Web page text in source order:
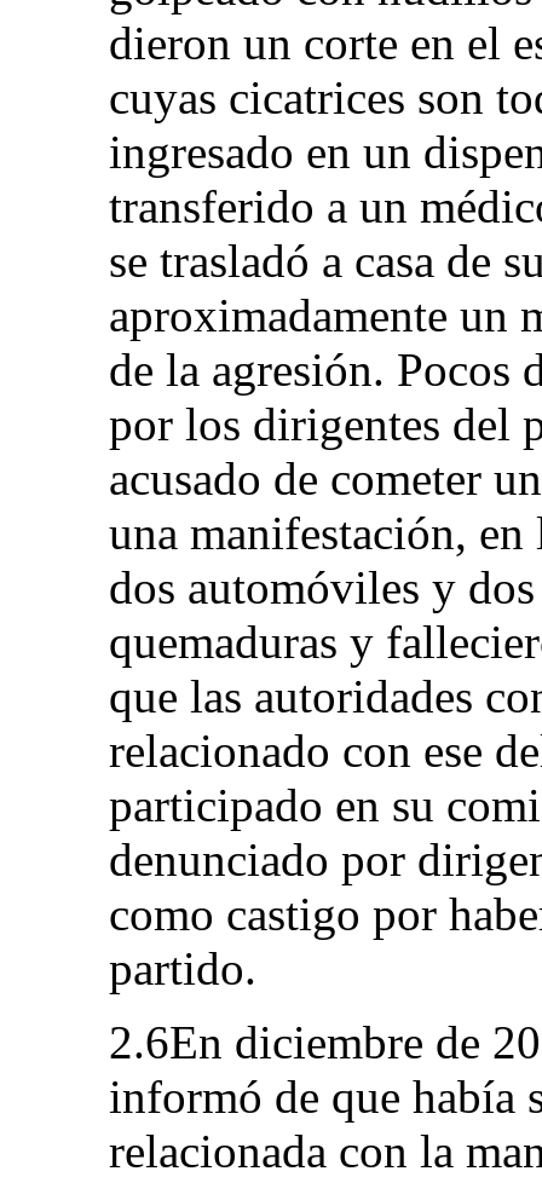
dieron un corte en el
cuyas cicatrices son
ingresado en un
transferido a un
se trasladó a casa de
aproximadamente un
de la agresión. Pocos
por los dirigentes del
acusado de cometer
una manifestación,
dos automóviles y
quemaduras y
que las autoridades
relacionado con ese
participado en su
denunciado por
como castigo por
partido.
2.6En diciembre de
informó de que había
relacionada con la